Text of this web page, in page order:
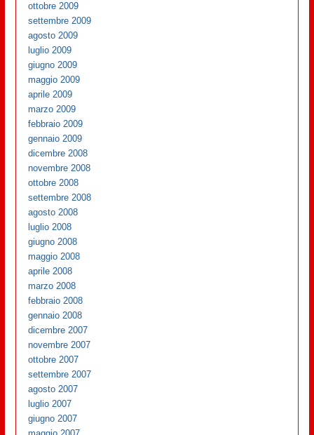
ottobre 2009
settembre 2009
agosto 2009
luglio 2009
giugno 2009
maggio 2009
aprile 2009
marzo 2009
febbraio 2009
gennaio 2009
dicembre 2008
novembre 2008
ottobre 2008
settembre 2008
agosto 2008
luglio 2008
giugno 2008
maggio 2008
aprile 2008
marzo 2008
febbraio 2008
gennaio 2008
dicembre 2007
novembre 2007
ottobre 2007
settembre 2007
agosto 2007
luglio 2007
giugno 2007